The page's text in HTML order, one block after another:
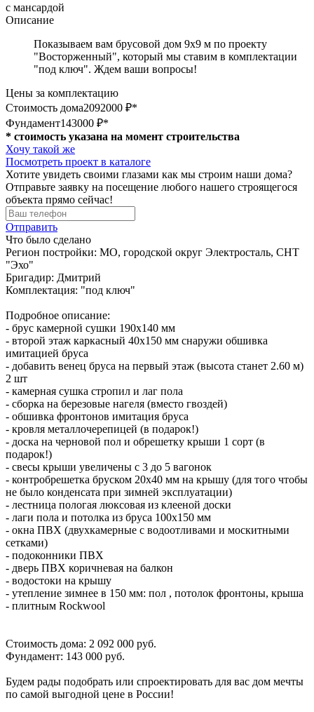
с мансардой
Описание
Показываем вам брусовой дом 9х9 м по проекту
"Восторженный", который мы ставим в комплектации
"под ключ". Ждем ваши вопросы!
Цены за комплектацию
Стоимость дома2092000 ₽*
Фундамент143000 ₽*
* стоимость указана на момент строительства
Хочу такой же
Посмотреть проект в каталоге
Хотите увидеть своими глазами как мы строим наши дома?
Отправьте заявку на посещение любого нашего строящегося
объекта прямо сейчас!
Отправить
Что было сделано
Регион постройки: МО, городской округ Электросталь, СНТ
"Эхо"
Бригадир: Дмитрий
Комплектация: "под ключ"
Подробное описание:
- брус камерной сушки 190х140 мм
- второй этаж каркасный 40х150 мм снаружи обшивка
имитацией бруса
- добавить венец бруса на первый этаж (высота станет 2.60 м)
2 шт
- камерная сушка стропил и лаг пола
- сборка на березовые нагеля (вместо гвоздей)
- обшивка фронтонов имитация бруса
- кровля металлочерепицей (в подарок!)
- доска на черновой пол и обрешетку крыши 1 сорт (в
подарок!)
- свесы крыши увеличены с 3 до 5 вагонок
- контробрешетка бруском 20х40 мм на крышу (для того чтобы
не было конденсата при зимней эксплуатации)
- лестница пологая люксовая из клееной доски
- лаги пола и потолка из бруса 100х150 мм
- окна ПВХ (двухкамерные с водоотливами и москитными
сетками)
- подоконники ПВХ
- дверь ПВХ коричневая на балкон
- водостоки на крышу
- утепление зимнее в 150 мм: пол , потолок фронтоны, крыша
- плитным Rockwool
Стоимость дома: 2 092 000 руб.
Фундамент: 143 000 руб.
Будем рады подобрать или спроектировать для вас дом мечты
по самой выгодной цене в России!